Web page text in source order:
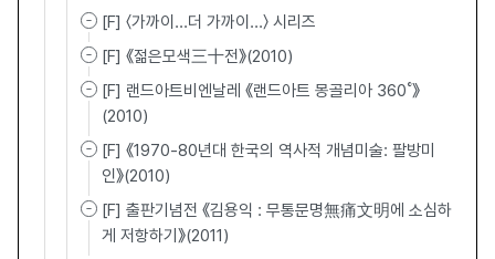
[F] 〈가까이...더 가까이…〉 시리즈
[F] 《젊은모색三十전》(2010)
[F] 랜드아트비엔날레 《랜드아트 몽골리아 360˚》
(2010)
[F] 《1970-80년대 한국의 역사적 개념미술: 팔방미
인》(2010)
[F] 출판기념전 《김용익 : 무통문명無痛文明에 소심하
게 저항하기》(2011)